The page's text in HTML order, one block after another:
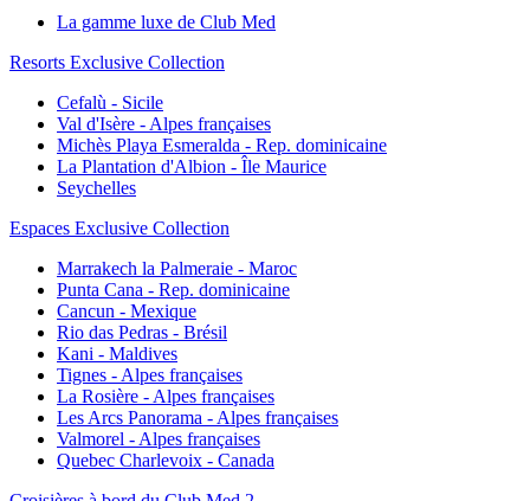
La gamme luxe de Club Med
Resorts Exclusive Collection
Cefalù - Sicile
Val d'Isère - Alpes françaises
Michès Playa Esmeralda - Rep. dominicaine
La Plantation d'Albion - Île Maurice
Seychelles
Espaces Exclusive Collection
Marrakech la Palmeraie - Maroc
Punta Cana - Rep. dominicaine
Cancun - Mexique
Rio das Pedras - Brésil
Kani - Maldives
Tignes - Alpes françaises
La Rosière - Alpes françaises
Les Arcs Panorama - Alpes françaises
Valmorel - Alpes françaises
Quebec Charlevoix - Canada